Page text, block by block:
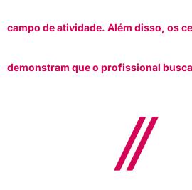
campo de atividade. Além disso, os
demonstram que o profissional